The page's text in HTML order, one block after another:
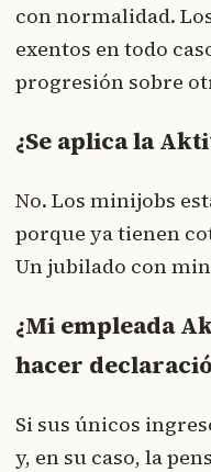
con normalidad.
exentos en todo
progresión sobre
¿Se aplica la
No. Los minijobs
porque ya tienen
Un jubilado con
¿Mi empleada
hacer
Si sus únicos
y, en su caso, la